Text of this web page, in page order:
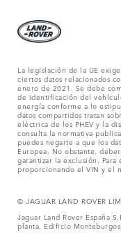
La legislación de la UE
ciertos datos relacionados
enero de 2021. Se debe
de identificación del
energía conforme a lo
datos compartidos tratan
eléctrica de los PHEV y la
consulta la normativa
puedes negarte a que los
Europea. No obstante,
garantizar la exclusión. Para
proporcionando el VIN y el
© JAGUAR LAND ROVER
Jaguar Land Rover España
planta, Edificio